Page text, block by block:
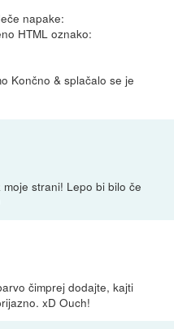
napake:
HTML oznako:
Končno & splačalo se je
strani! Lepo bi bilo če
čimprej dodajte, kajti
xD Ouch!